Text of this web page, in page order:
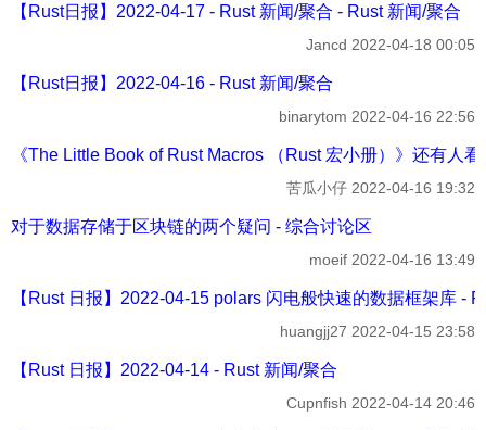
【Rust日报】2022-04-17 - Rust 新闻/聚合 - Rust 新闻/聚合
Jancd 2022-04-18 00:05
【Rust日报】2022-04-16 - Rust 新闻/聚合
binarytom 2022-04-16 22:56
《The Little Book of Rust Macros （Rust 宏小册）》还有人
苦瓜小仔 2022-04-16 19:32
对于数据存储于区块链的两个疑问 - 综合讨论区
moeif 2022-04-16 13:49
【Rust 日报】2022-04-15 polars 闪电般快速的数据框架库 -
huangjj27 2022-04-15 23:58
【Rust 日报】2022-04-14 - Rust 新闻/聚合
Cupnfish 2022-04-14 20:46